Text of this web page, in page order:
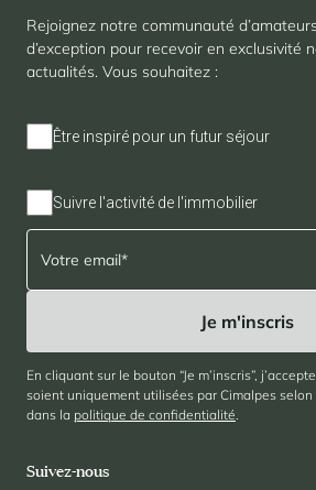
Suivez-nous
Rejoignez notre communauté
d’exception pour recevoir en exclusivité
actualités. Vous souhaitez :
Être inspiré pour un futur séjour
Suivre l'activité de l'immobilier
En cliquant sur le bouton “Je m’inscris”,
soient uniquement utilisées par Cimalpes
dans la politique de confidentialité